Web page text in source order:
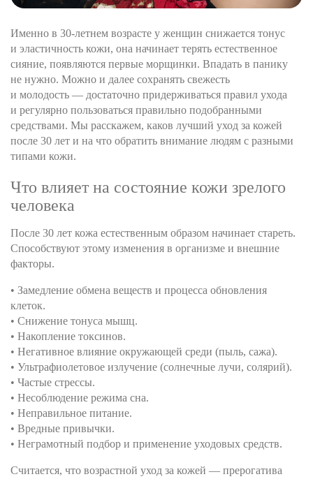
Именно в 30-летнем возрасте у женщин снижается тонус
и эластичность кожи, она начинает терять естественное
сияние, появляются первые морщинки. Впадать в панику
не нужно. Можно и далее сохранять свежесть
и молодость — достаточно придерживаться правил ухода
и регулярно пользоваться правильно подобранными
средствами. Мы расскажем, каков лучший уход за кожей
после 30 лет и на что обратить внимание людям с разными
типами кожи.
Что влияет на состояние кожи зрелого
человека
После 30 лет кожа естественным образом начинает стареть.
Способствуют этому изменения в организме и внешние
факторы.
• Замедление обмена веществ и процесса обновления
клеток.
• Снижение тонуса мышц.
• Накопление токсинов.
• Негативное влияние окружающей среди (пыль, сажа).
• Ультрафиолетовое излучение (солнечные лучи, солярий).
• Частые стрессы.
• Несоблюдение режима сна.
• Неправильное питание.
• Вредные привычки.
• Неграмотный подбор и применение уходовых средств.
Считается, что возрастной уход за кожей — прерогатива